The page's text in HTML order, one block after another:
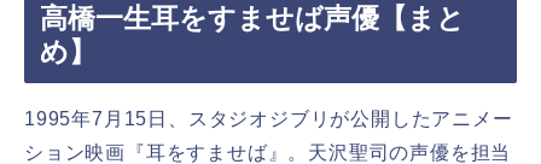
高橋一生耳をすませば声優【まと
め】
1995年7月15日、スタジオジブリが公開したアニメー
ション映画『耳をすませば』。 天沢聖司の声優を担当